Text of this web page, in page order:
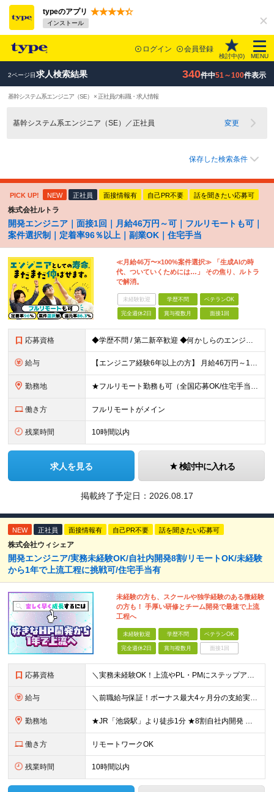
typeのアプリ
インストール
ログイン 会員登録
検討中(0) MENU
2ページ目求人検索結果 340件中51～100件表示
基幹システム系エンジニア（SE） × 正社員の転職・求人情報
基幹システム系エンジニア（SE）／正社員 変更
保存した検索条件
PICK UP! NEW 正社員 面接情報有 自己PR不要 話を聞きたい応募可
株式会社ルトラ
開発エンジニア｜面接1回｜月給46万円～可｜フルリモートも可｜
案件選択制｜定着率96％以上｜副業OK｜住宅手当
≪月給46万〜×100%案件選択≫ 「生成AIの時
代、ついていくためには…」 その焦り、ルトラ
で解消。
未経験歓迎 学歴不問 ベテランOK
完全週休2日 賞与複数月 面接1回
応募資格 ◆学歴不問 / 第二新卒歓迎 ◆何かしらのエンジニア経験をお持ちの方 （言語・期間・フェーズ不問） 経験浅めの方も遠慮なくご応募ください！ ■入社前Q＆A ────── ◎実力に見合った報酬が手に
給与 【エンジニア経験6年以上の方】 月給46万円～100万円（固定残業代含む） ※上記月給には月30時間分の固定残業代（月8万7,400円～月19万円）を含む。超過分は全額支給。 【エンジニア経験4年以
勤務地 ★フルリモート勤務も可（全国応募OK/住宅手当を支給します） ※案件によって常駐が必要になる場合があります。 ※希望がない限り、転勤はありません ※U・Iターン歓迎 ★ルトラの社員は全国各地で活躍中
働き方 フルリモートがメイン
残業時間 10時間以内
求人を見る 検討中に入れる
掲載終了予定日： 2026.08.17
NEW 正社員 面接情報有 自己PR不要 話を聞きたい応募可
株式会社ウィシェア
開発エンジニア/実務未経験OK/自社内開発8割/リモートOK/未経験
から1年で上流工程に挑戦可/住宅手当有
未経験の方も、スクールや独学経験のある微経験
の方も！ 手厚い研修とチーム開発で最速で上流
工程へ
未経験歓迎 学歴不問 ベテランOK
完全週休2日 賞与複数月 面接1回
応募資格 ＼実務未経験OK！上流やPL・PMにステップアップ可／ ☆20～30代若手エンジニア活躍中！ ◆学歴不問 ◆第二新卒OK ◆実務未経験OK └独学やスクール経験のみの方も大歓迎！ ＜こんな方にピッ
給与 ＼前職給与保証！ボーナス最大4ヶ月分の支給実績あり！／ ★賞与年2回、報奨金年1回支給！ ◆開発経験をお持ちの方 月給30万円～＋賞与年2回＋報奨金年1回＋各種手当 ◆実務未経験の方 月給24万円
勤務地 ★JR「池袋駅」より徒歩1分 ★8割自社内開発 ★転勤なし 本社／東京都豊島区西池袋3-30-4 K＆Hビル7F ※本社での受託開発がメインですが、SESとしてプロジェクト先（関東）にて勤務する場
働き方 リモートワークOK
残業時間 10時間以内